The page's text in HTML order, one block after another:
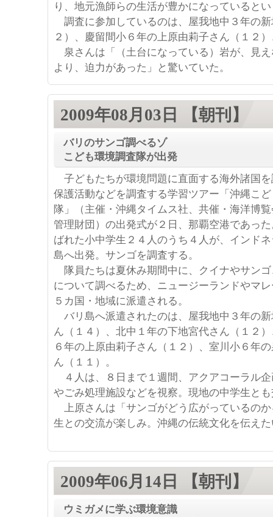
り、地元漁師らの生活が豊かになっていると
調査に参加しているのは、屋我地中３年の
２）、慶留間小６年の上原由莉子さん（１２
泉さんは「（土台になっている）岩が、見
より、迫力があった」と驚いていた。
2009年08月03日 【朝刊】
バリのサンゴ調べるゾ
こども環境調査隊が出発
子どもたちが環境問題に直面する海外諸国を
保護活動などを調査する学習ツアー「沖縄こ
隊」（主催・沖縄タイムス社、共催・海洋博
管理財団）の出発式が２日、那覇空港であっ
ばれた小中学生２４人のうち４人が、インド
島へ出発。サンゴを調査する。
隊員たちは夏休み期間中に、クイナやサンゴ
について調べるため、ニュージーランドやマ
５カ国・地域に派遣される。
バリ島へ派遣されたのは、屋我地中３年の新
ん（１４）、北中１年の下地宮代さん（１２
６年の上原由莉子さん（１２）、室川小６年
ん（１１）。
４人は、８日まで１週間、アクアコーラル
やごみ処理施設などを視察。現地の中学生と
上原さんは「サンゴがどう広がっているの
生との交流が楽しみ。沖縄の伝統文化を伝え
2009年06月14日 【朝刊】
ウミガメに学ぶ環境意識